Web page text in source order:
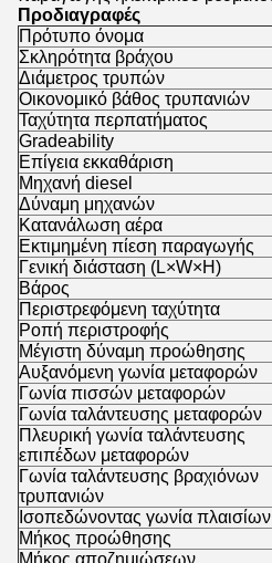
Προδιαγραφές
Πρότυπο όνομα
Σκληρότητα βράχου
Διάμετρος τρυπών
Οικονομικό βάθος τρυπανιών
Ταχύτητα περπατήματος
Gradeability
Επίγεια εκκαθάριση
Μηχανή diesel
Δύναμη μηχανών
Κατανάλωση αέρα
Εκτιμημένη πίεση παραγωγής
Γενική διάσταση (L×W×H)
Βάρος
Περιστρεφόμενη ταχύτητα
Ροπή περιστροφής
Μέγιστη δύναμη προώθησης
Αυξανόμενη γωνία μεταφορών
Γωνία πισσών μεταφορών
Γωνία ταλάντευσης μεταφορών
Πλευρική γωνία ταλάντευσης
επιπέδων μεταφορών
Γωνία ταλάντευσης βραχιόνων
τρυπανιών
Ισοπεδώνοντας γωνία πλαισίων
Μήκος προώθησης
Μήκος αποζημιώσεων